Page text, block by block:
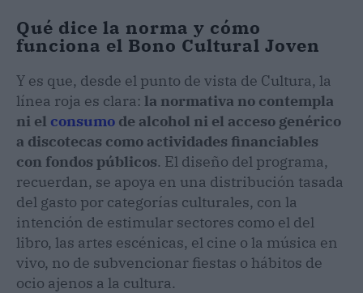
Qué dice la norma y cómo
funciona el Bono Cultural Joven
Y es que, desde el punto de vista de Cultura, la
línea roja es clara: la normativa no contempla
ni el consumo de alcohol ni el acceso genérico
a discotecas como actividades financiables
con fondos públicos. El diseño del programa,
recuerdan, se apoya en una distribución tasada
del gasto por categorías culturales, con la
intención de estimular sectores como el del
libro, las artes escénicas, el cine o la música en
vivo, no de subvencionar fiestas o hábitos de
ocio ajenos a la cultura.